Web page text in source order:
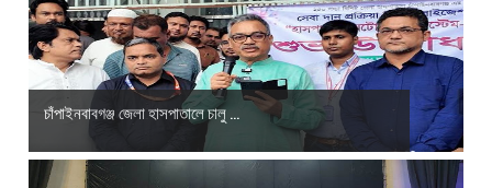
চাঁপাইনবাবগঞ্জ জেলা হাসপাতালে চালু ...